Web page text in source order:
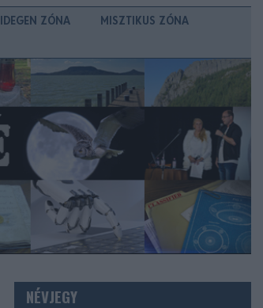
IDEGEN ZÓNA
MISZTIKUS ZÓNA
NÉVJEGY